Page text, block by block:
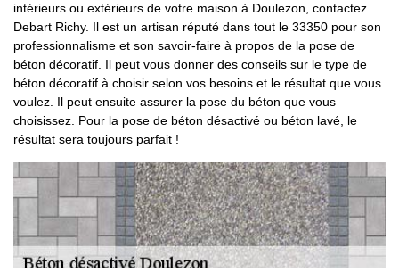
intérieurs ou extérieurs de votre maison à Doulezon, contactez
Debart Richy. Il est un artisan réputé dans tout le 33350 pour son
professionnalisme et son savoir-faire à propos de la pose de
béton décoratif. Il peut vous donner des conseils sur le type de
béton décoratif à choisir selon vos besoins et le résultat que vous
voulez. Il peut ensuite assurer la pose du béton que vous
choisissez. Pour la pose de béton désactivé ou béton lavé, le
résultat sera toujours parfait !